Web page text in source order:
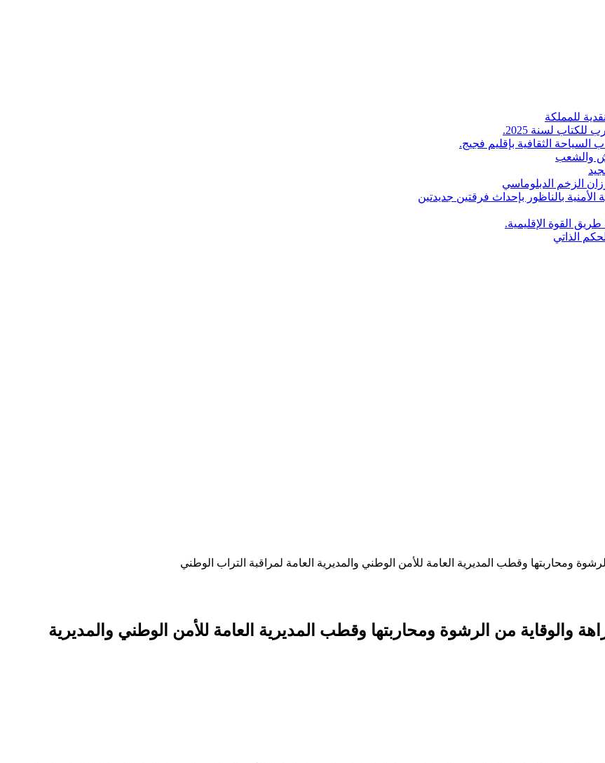
للمملكة
لسنة 2025.
السياحة الثقافية بإقليم فجيج.
والشعب
الأمنية بالناظور بإحداث فرقتين جديدتين
القوة الإقليمية.
الذاتي
ومحاربتها وقطب المديرية العامة للأمن الوطني والمديرية العامة لمراقبة التراب الوطني
والوقاية من الرشوة ومحاربتها وقطب المديرية العامة للأمن الوطني والمديرية